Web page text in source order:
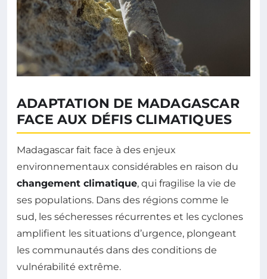
ADAPTATION DE MADAGASCAR
FACE AUX DÉFIS CLIMATIQUES
Madagascar fait face à des enjeux
environnementaux considérables en raison du
changement climatique, qui fragilise la vie de
ses populations. Dans des régions comme le
sud, les sécheresses récurrentes et les cyclones
amplifient les situations d’urgence, plongeant
les communautés dans des conditions de
vulnérabilité extrême.